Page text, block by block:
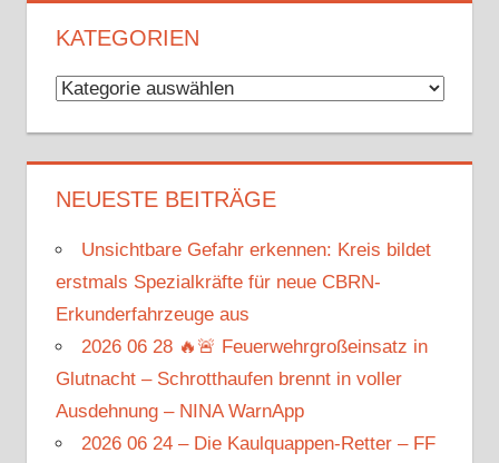
KATEGORIEN
Kategorien
NEUESTE BEITRÄGE
Unsichtbare Gefahr erkennen: Kreis bildet
erstmals Spezialkräfte für neue CBRN-
Erkunderfahrzeuge aus
2026 06 28 🔥🚨 Feuerwehrgroßeinsatz in
Glutnacht – Schrotthaufen brennt in voller
Ausdehnung – NINA WarnApp
2026 06 24 – Die Kaulquappen-Retter – FF